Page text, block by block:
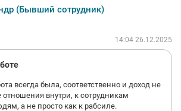
(Бывший сотрудник)
14:04 26.12.2025
всегда была, соответственно и доход не
отношения внутри, к сотрудникам
а не просто как к рабсиле.